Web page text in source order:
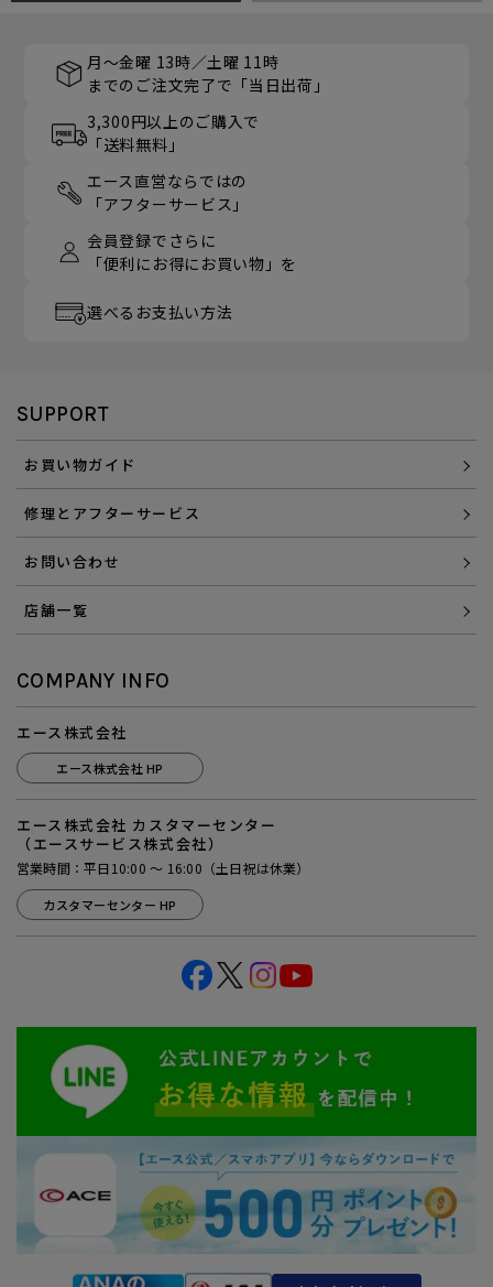
月～金曜 13時／土曜 11時
までのご注文完了で「当日出荷」
3,300円以上のご購入で
「送料無料」
エース直営ならではの
「アフターサービス」
会員登録でさらに
「便利にお得にお買い物」を
選べるお支払い方法
SUPPORT
お買い物ガイド
修理とアフターサービス
お問い合わせ
店舗一覧
COMPANY INFO
エース株式会社
エース株式会社 HP
エース株式会社 カスタマーセンター
（エースサービス株式会社）
営業時間：平日10:00 ～ 16:00（土日祝は休業）
カスタマーセンター HP